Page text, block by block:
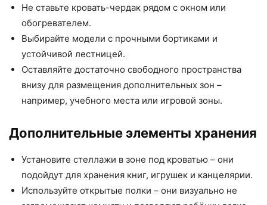
Не ставьте кровать-чердак рядом с окном или
обогревателем.
Выбирайте модели с прочными бортиками и
устойчивой лестницей.
Оставляйте достаточно свободного пространства
внизу для размещения дополнительных зон –
например, учебного места или игровой зоны.
Дополнительные элементы хранения
Установите стеллажи в зоне под кроватью – они
подойдут для хранения книг, игрушек и канцелярии.
Используйте открытые полки – они визуально не